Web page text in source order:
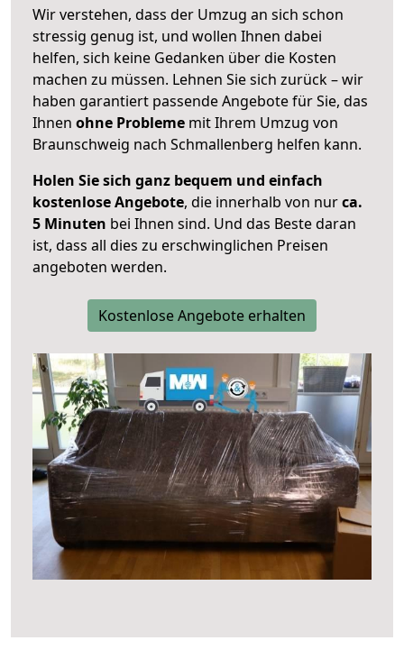
Wir verstehen, dass der Umzug an sich schon
stressig genug ist, und wollen Ihnen dabei
helfen, sich keine Gedanken über die Kosten
machen zu müssen. Lehnen Sie sich zurück – wir
haben garantiert passende Angebote für Sie, das
Ihnen ohne Probleme mit Ihrem Umzug von
Braunschweig nach Schmallenberg helfen kann.
Holen Sie sich ganz bequem und einfach
kostenlose Angebote, die innerhalb von nurca.
5 Minuten bei Ihnen sind. Und das Beste daran
ist, dass all dies zu erschwinglichen Preisen
angeboten werden.
Kostenlose Angebote erhalten